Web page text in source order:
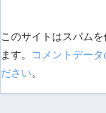
このサイトはスパム
ます。
コメントデー
ださい。